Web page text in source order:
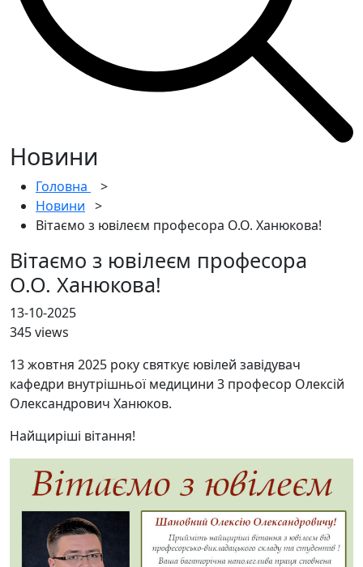
Новини
Головна
>
Новини >
Вітаємо з ювілеєм професора О.О. Ханюкова!
Вітаємо з ювілеєм професора
О.О. Ханюкова!
13-10-2025
345 views
13 жовтня 2025 року святкує ювілей завідувач
кафедри внутрішньої медицини 3 професор Олексій
Олександрович Ханюков.
Найщиріші вітання!